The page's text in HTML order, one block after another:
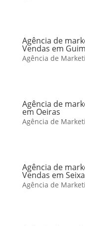
Agência de
Vendas em
Agência de
Agência de
em Oeiras
Agência de
Agência de
Vendas em
Agência de